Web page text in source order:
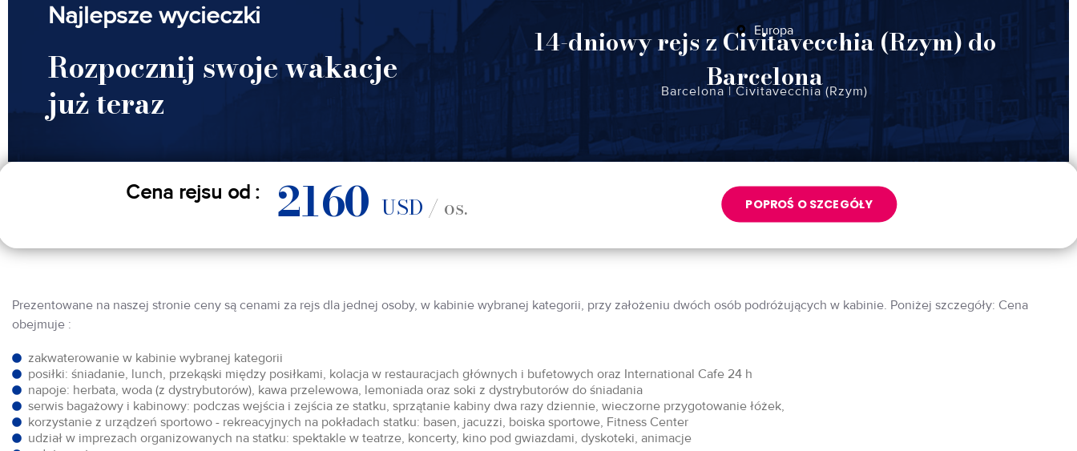
Najlepsze wycieczki
Rozpocznij swoje wakacje
już teraz
Europa
14-dniowy rejs z Civitavecchia (Rzym) do
Barcelona
Barcelona |Civitavecchia (Rzym)
Cena rejsu od : 2160USD / os. POPROŚ O SZCEGÓŁY
Prezentowane na naszej stronie ceny są cenami za rejs dla jednej osoby, w kabinie wybranej kategorii, przy założeniu dwóch osób podróżujących w kabinie. Poniżej szczegóły: Cena
obejmuje :
zakwaterowanie w kabinie wybranej kategorii
posiłki: śniadanie, lunch, przekąski między posiłkami, kolacja w restauracjach głównych i bufetowych oraz International Cafe 24 h
napoje: herbata, woda (z dystrybutorów), kawa przelewowa, lemoniada oraz soki z dystrybutorów do śniadania
serwis bagażowy i kabinowy: podczas wejścia i zejścia ze statku, sprzątanie kabiny dwa razy dziennie, wieczorne przygotowanie łóżek,
korzystanie z urządzeń sportowo - rekreacyjnych na pokładach statku: basen, jacuzzi, boiska sportowe, Fitness Center
udział w imprezach organizowanych na statku: spektakle w teatrze, koncerty, kino pod gwiazdami, dyskoteki, animacje